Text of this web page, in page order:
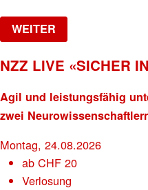
WEITER
NZZ LIVE «SICHER
Agil und leistungsfähig
zwei
Montag, 24.08.2026
abCHF 20
Verlosung